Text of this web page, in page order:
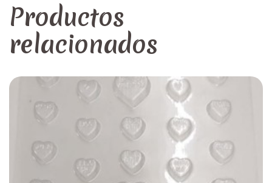
Productos
relacionados